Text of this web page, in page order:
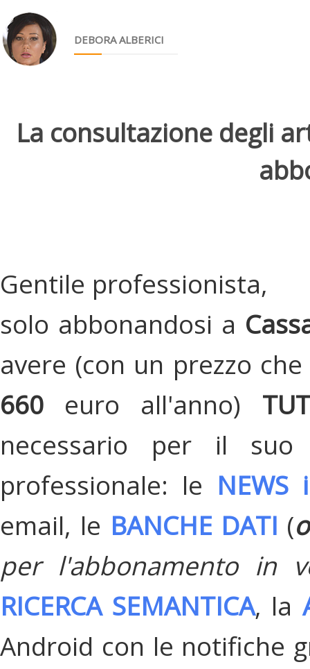
DEBORA ALBERICI
La consultazione degli
Gentile professionista,
solo abbonandosi a
avere (con un prezzo
660 euro all'anno)
necessario per il suo
professionale: le
email, le BANCHE DATI (
per l'abbonamento in
RICERCA SEMANTICA, la
Android con le notifiche